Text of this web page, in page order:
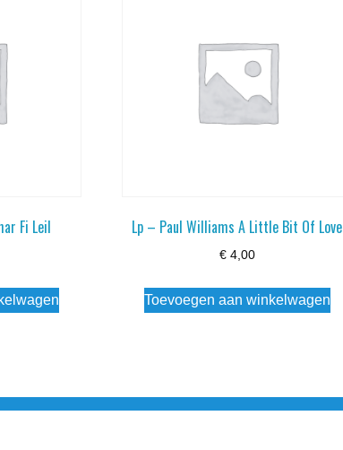
Fi Leil Lp – Paul Williams A Little Bit Of Love
€4,00
Toevoegen aan winkelwagen